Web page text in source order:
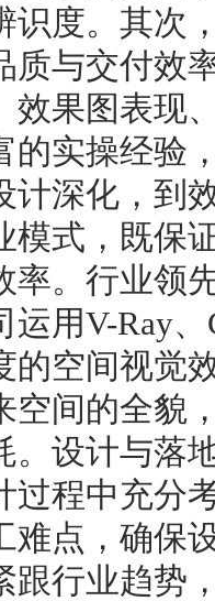
识度。其次
质与交付效
效果图表现
的实操经验
计深化，到
模式，既保
率。行业领
运用V-Ray
的空间视觉
空间的全貌
。设计与落
过程中充分
难点，确保
跟行业趋势